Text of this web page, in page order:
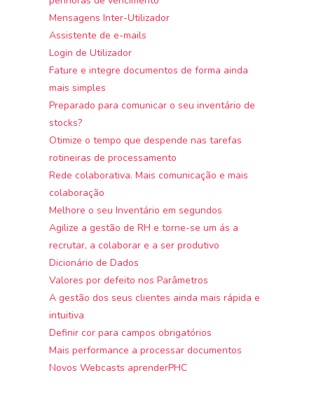
Mensagens Inter-Utilizador
Assistente de e-mails
Login de Utilizador
Fature e integre documentos de forma ainda
mais simples
Preparado para comunicar o seu inventário de
stocks?
Otimize o tempo que despende nas tarefas
rotineiras de processamento
Rede colaborativa. Mais comunicação e mais
colaboração
Melhore o seu Inventário em segundos
Agilize a gestão de RH e torne-se um ás a
recrutar, a colaborar e a ser produtivo
Dicionário de Dados
Valores por defeito nos Parâmetros
A gestão dos seus clientes ainda mais rápida e
intuitiva
Definir cor para campos obrigatórios
Mais performance a processar documentos
Novos Webcasts aprenderPHC